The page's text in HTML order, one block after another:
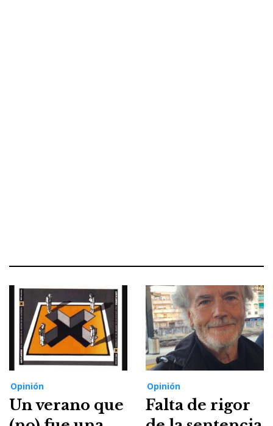
Opinión
Un verano que
Opinión
Falta de rigor